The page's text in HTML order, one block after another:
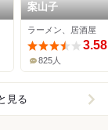
案山子
ラーメン、居酒屋
3.58
825人
見る